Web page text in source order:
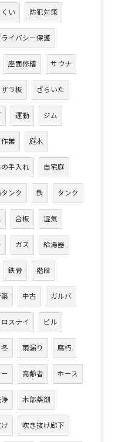
い 防犯対策
ライバシー保護
座面修繕 サウナ
ザラ板 ざらいた
運動 ジム
業 庭木
手入れ 自宅庭
ンク 鉄 タンク
合板 湿気
ガス 給湯器
鉄骨 階段
中古 ガルバ
ロスナイ ビル
冬 雨漏り 腐朽
高齢者 ホース
木部薬剤
吹き抜け廊下